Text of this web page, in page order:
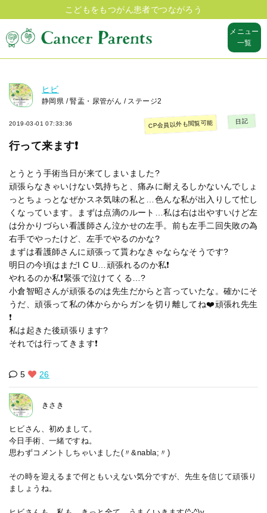
こどもをもつがん患者でつながろう
メニュー
一覧
ヒビ
静岡県 / 腎盂・尿管がん / ステージ2
2019-03-01 07:33:36
行って来ます❗️
CP会員以外も閲覧可能 日記
とうとう手術当日が来てしまいました?
頑張らなきゃいけない気持ちと、痛みに耐えるしかないんでしょ
っとちょっとなぜかスネ気味の私と…色んな私が出入りして忙し
くなっています。まずは点滴のルート…私は右は出やすいけど左
は分かりづらい看護師さん泣かせの左手。前も左手二回失敗の為
右手でやったけど、左手でやるのかな?
まずは看護師さんに頑張って貰わなきゃならなそうです?
明日の今頃はまだI C U…頑張れるのか私❗️
やれるのか私❗️緊張で泣けてくる…?
小倉智昭さんが頑張るのは先生だからと言っていたな。確かにそ
うだ、頑張って私の体からからガンを切り離してね❤️頑張れ先生
❗️
私は起きた後頑張ります?
それでは行ってきます❗️
5 26
きさき
ヒビさん、初めまして。
今日手術、一緒ですね。
思わずコメントしちゃいました(〃&nabla;〃)
その時を迎えるまで何ともいえない気分ですが、先生を信じて頑張り
ましょうね。